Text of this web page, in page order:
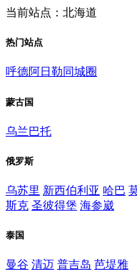
当前站点：北海道
热门站点
呼德阿日勒同城圈
蒙古国
乌兰巴托
俄罗斯
乌苏里 新西伯利亚 哈巴
斯克 圣彼得堡 海参崴
泰国
曼谷 清迈 普吉岛 芭堤雅